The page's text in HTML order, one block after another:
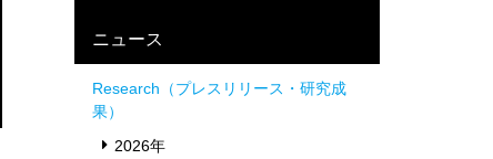
ニュース
Research（プレスリリース・研究成
果）
2026年